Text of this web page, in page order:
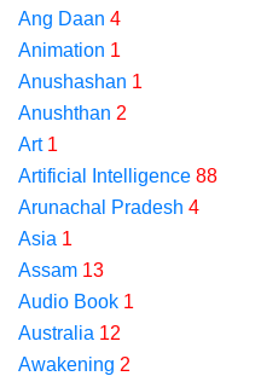
Ang Daan 4
Animation 1
Anushashan 1
Anushthan 2
Art 1
Artificial Intelligence 88
Arunachal Pradesh 4
Asia 1
Assam 13
Audio Book 1
Australia 12
Awakening 2